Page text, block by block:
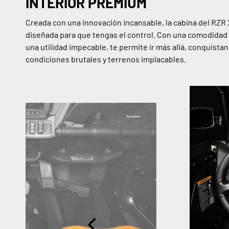
Creada con una innovación incansable, la cabina del RZR
diseñada para que tengas el control. Con una
una utilidad impecable, te permite ir más allá,
condiciones brutales y terrenos implacables.